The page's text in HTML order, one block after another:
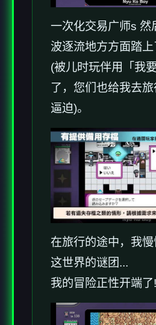
一次化交易广师s 然
波逐流地方方面踏
(被儿时玩伴用「我
了，您们也给我去
逼迫)。
在旅行的途中，我
这世界的谜团...
我的冒险正性开端了